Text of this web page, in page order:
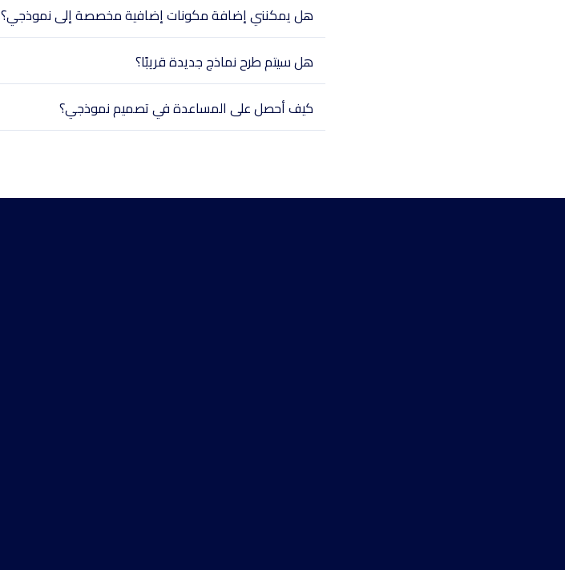
هل يمكنني إضافة مكونات إضافية مخصصة إلى نموذجي؟
هل سيتم طرح نماذج جديدة قريبًا؟
كيف أحصل على المساعدة في تصميم نموذجي؟